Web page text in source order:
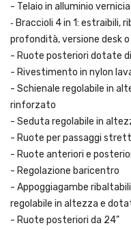
- Telaio in alluminio
‐ Braccioli 4 in 1: estraibili,
profondità, versione desk o
- Ruote posteriori dotate
- Rivestimento in nylon
- Schienale regolabile in
rinforzato
- Seduta regolabile in
- Ruote per passaggi
- Ruote anteriori e
- Regolazione baricentro
- Appoggiagambe
regolabile in altezza e
- Ruote posteriori da 24"